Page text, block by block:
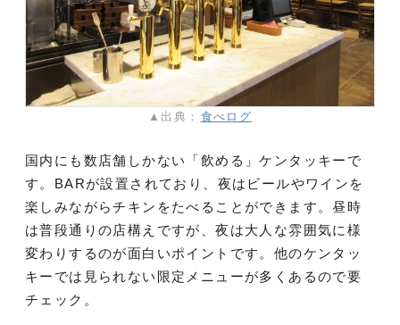
▲出典： 食べログ
国内にも数店舗しかない「飲める」ケンタッキーで
す。BARが設置されており、夜はビールやワインを
楽しみながらチキンをたべることができます。昼時
は普段通りの店構えですが、夜は大人な雰囲気に様
変わりするのが面白いポイントです。他のケンタッ
キーでは見られない限定メニューが多くあるので要
チェック。